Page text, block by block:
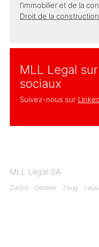
l’immobilier et de la
Droit de la construction
MLL Legal
sociaux
Suivez-nous sur
MLL Legal SA
Zurich Genève Zoug